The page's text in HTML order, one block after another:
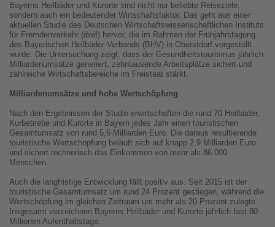
Bayerns Heilbäder und Kurorte sind nicht nur beliebte Reiseziele,
sondern auch ein bedeutender Wirtschaftsfaktor. Das geht aus einer
aktuellen Studie des Deutschen Wirtschaftswissenschaftlichen Instituts
für Fremdenverkehr (dwif) hervor, die im Rahmen der Frühjahrstagung
des Bayerischen Heilbäder-Verbands (BHV) in Oberstdorf vorgestellt
wurde. Die Untersuchung zeigt, dass der Gesundheitstourismus jährlich
Milliardenumsätze generiert, zehntausende Arbeitsplätze sichert und
zahlreiche Wirtschaftsbereiche im Freistaat stärkt.
Milliardenumsätze und hohe Wertschöpfung
Nach den Ergebnissen der Studie erwirtschaften die rund 70 Heilbäder,
Kurbetriebe und Kurorte in Bayern jedes Jahr einen touristischen
Gesamtumsatz von rund 5,6 Milliarden Euro. Die daraus resultierende
touristische Wertschöpfung beläuft sich auf knapp 2,9 Milliarden Euro
und sichert rechnerisch das Einkommen von mehr als 86.000
Menschen.
Auch die langfristige Entwicklung fällt positiv aus. Seit 2015 ist der
touristische Gesamtumsatz um rund 24 Prozent gestiegen, während die
Wertschöpfung im gleichen Zeitraum um mehr als 20 Prozent zulegte.
Insgesamt verzeichnen Bayerns Heilbäder und Kurorte jährlich fast 80
Millionen Aufenthaltstage.